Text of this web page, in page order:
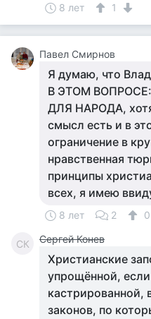
8 лет 1
Павел Смирнов
Я думаю, что
В ЭТОМ
ДЛЯ НАРОДА,
смысл есть и в
ограничение в
нравственная
принципы
всех, я имею
8 лет 2 0
СК Сергей Конев
Христианские
упрощённой, если
кастрированной,
законов, по